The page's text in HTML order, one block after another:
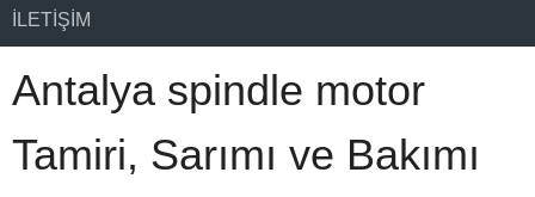
İLETIŞIM
Antalya spindle motor
Tamiri, Sarımı ve Bakımı